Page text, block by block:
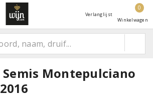
Verlanglijst
0
Winkelwagen
Montepulciano